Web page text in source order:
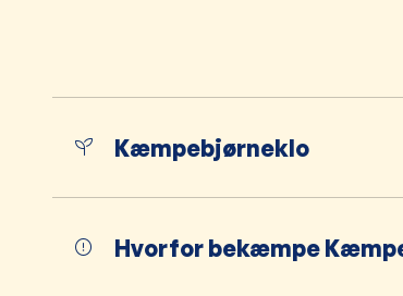
Kæmpebjørneklo
Hvorfor bekæmpe